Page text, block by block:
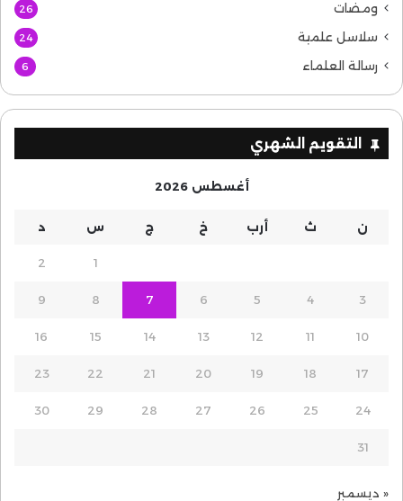
ومضات 26
سلاسل علمية 24
رسالة العلماء 6
التقويم الشهري
أغسطس 2026
ن ث أرب خ ج س د
1
2
3
4
5
6
7
8
9
10
11
12
13
14
15
16
17
18
19
20
21
22
23
24
25
26
27
28
29
30
31
« ديسمبر